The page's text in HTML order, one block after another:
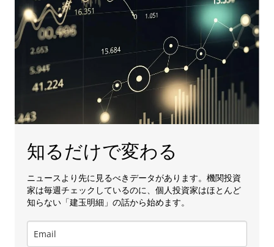
知るだけで変わる
ニュースより先に見るべきデータがあります。機関投資
家は毎週チェックしているのに、個人投資家はほとんど
知らない「建玉明細」の話から始めます。